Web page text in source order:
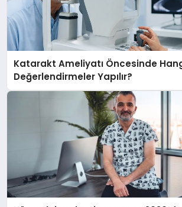
Katarakt Ameliyatı Öncesinde
Değerlendirmeler Yapılır?